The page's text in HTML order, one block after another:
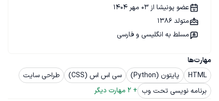
مهارت‌ها
HTML
پایتون (Python) سی اس اس (CSS)
طراحی سایت
برنامه نویسی تحت وب +
2 مهارت دیگر
عضو پونیشا از 03 مهر 1404
متولد 1386
مسلط به انگلیسی و فارسی